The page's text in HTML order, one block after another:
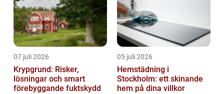
07 juli 2026
Krypgrund: Risker,
lösningar och smart
förebyggande fuktskydd
05 juli 2026
Hemstädning i
Stockholm: ett skinande
hem på dina villkor